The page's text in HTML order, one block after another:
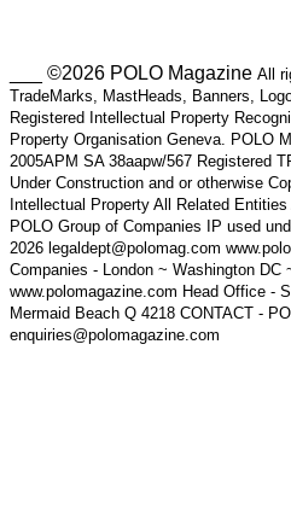
___ ©2026 POLO Magazine All
TradeMarks, MastHeads, Banners,
Registered Intellectual Property
Property Organisation Geneva. POLO
2005APM SA 38aapw/567 Registered
Under Construction and or otherwise
Intellectual Property All Related
POLO Group of Companies IP used
2026 legaldept@polomag.com
Companies - London ~ Washington DC
www.polomagazine.com Head Office -
Mermaid Beach Q 4218 CONTACT -
enquiries@polomagazine.com